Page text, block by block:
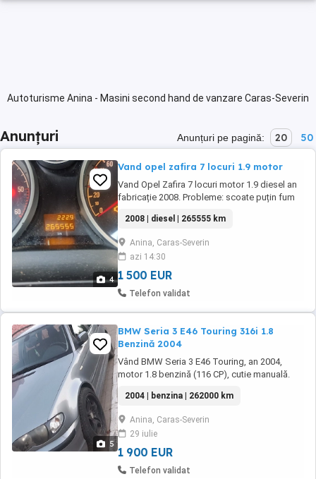
Autoturisme Anina - Masini second hand de vanzare Caras-Severin
Anunțuri Anunțuri pe pagină: 20 50
4
Vand opel zafira 7 locuri 1.9 motor
Vand Opel Zafira 7 locuri motor 1.9 diesel an
fabricație 2008. Probleme: scoate puțin fum
nr de telefon
2008 | diesel | 265555 km
Anina, Caras-Severin
azi 14:30
1 500 EUR
Telefon validat
5
BMW Seria 3 E46 Touring 316i 1.8
Benzină 2004
Vând BMW Seria 3 E46 Touring, an 2004,
motor 1.8 benzină (116 CP), cutie manuală.
motorul merge foarte bine și are un sunet
frumos. Trage bine, fără probleme la mers.
Acte la zi RCA făcut recent Interior curat. Se
acceptă orice test și verificare Mașina ...
2004 | benzina | 262000 km
Anina, Caras-Severin
29 iulie
1 900 EUR
Telefon validat